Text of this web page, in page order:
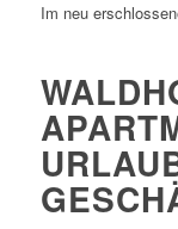
Im neu